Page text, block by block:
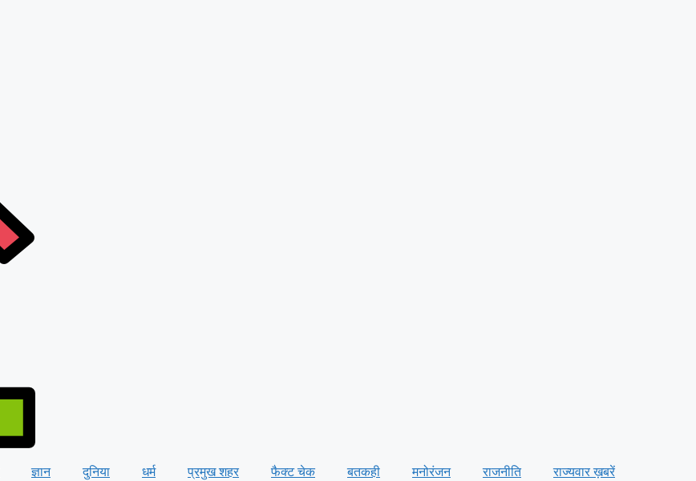
ज्ञान दुनिया धर्म प्रमुख शहर फैक्ट चेक बतकही मनोरंजन राजनीति राज्यवार ख़बरें